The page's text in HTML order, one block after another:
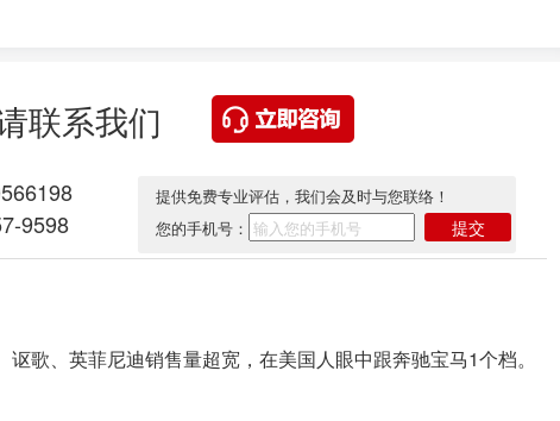
联系我们
9598
提供免费专业评估，我们会及时与您联络！
您的手机号：
提交
、英菲尼迪销售量超宽，在美国人眼中跟奔驰宝马1个档。